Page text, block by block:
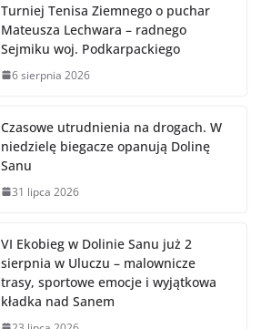
Turniej Tenisa Ziemnego o puchar
Mateusza Lechwara – radnego
Sejmiku woj. Podkarpackiego
6 sierpnia 2026
Czasowe utrudnienia na drogach. W
niedzielę biegacze opanują Dolinę
Sanu
31 lipca 2026
VI Ekobieg w Dolinie Sanu już 2
sierpnia w Uluczu – malownicze
trasy, sportowe emocje i wyjątkowa
kładka nad Sanem